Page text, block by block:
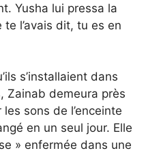
Yusha lui pressa la
l’avais dit, tu es en
s’installaient dans
Zainab demeura près
sons de l’enceinte
en un seul jour. Elle
» enfermée dans une